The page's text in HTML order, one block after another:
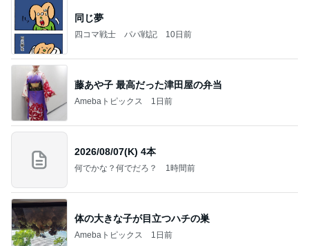
同じ夢
四コマ戦士 パパ戦記 10日前
藤あや子 最高だった津田屋の弁当
Amebaトピックス 1日前
2026/08/07(K) 4本
何でかな？何でだろ？ 1時間前
体の大きな子が目立つハチの巣
Amebaトピックス 1日前